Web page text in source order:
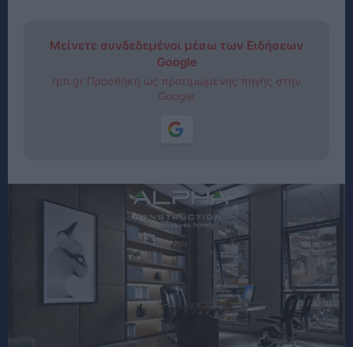
Μείνετε συνδεδεμένοι μέσω των Ειδήσεων
Google
rpn.gr Προσθήκη ως προτιμώμενης πηγής στην
Google